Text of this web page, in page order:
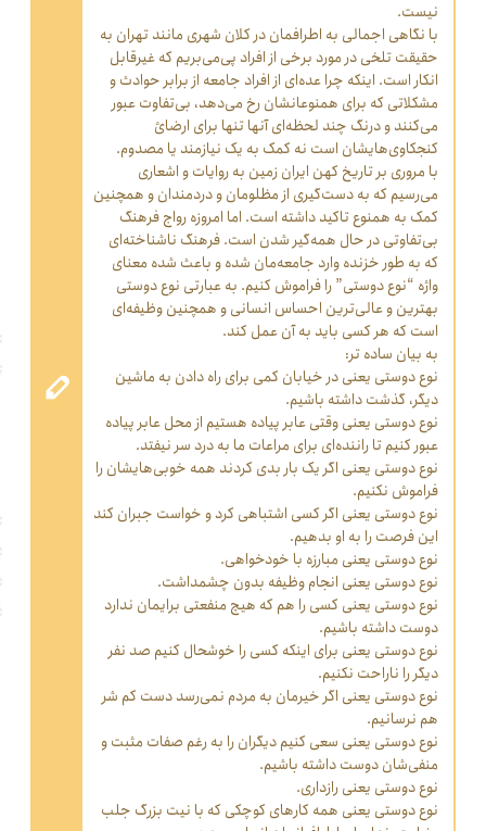
نیست.
با نگاهی اجمالی به اطرافمان در کلان شهری مانند تهران به
حقیقت تلخی در مورد برخی از افراد پی‌می‌بریم که غیر‌قابل
‌انکار است. اینکه چرا عده‌ا‌ی از افراد جامعه از برابر حوادث و
مشکلاتی که برای همنوعانشان رخ می‌دهد، بی‌تفاوت عبور
می‌کنند و درنگ چند لحظه‌ای آنها تنها برای ارضائ
کنجکاوی‌هایشان است نه کمک به یک نیازمند یا مصدوم.
با مروری بر تاریخ کهن ایران زمین به روایات و اشعاری
می‌رسیم که به دست‌گیری از مظلومان و دردمندان و همچنین
کمک به همنوع تاکید داشته است. اما امروزه رواج فرهنگ
بی‌تفاوتی در حال همه‌گیر شدن است. فرهنگ ناشناخته‌ای
که به طور خزنده وارد جامعه‌مان شده و باعث شده معنای
واژه “نوع دوستی” را فراموش کنیم. به عبارتی نوع دوستی
بهترین و عالی‌ترین احساس انسانی و همچنین وظیفه‌ای
است که هر کسی باید به آن عمل کند.
به بیان ساده تر:
نوع دوستی یعنی در خیابان کمی برای راه دادن به ماشین
دیگر، گذشت داشته باشیم.
نوع دوستی یعنی وقتی عابر پیاده هستیم از محل عابر پیاده
عبور کنیم تا راننده‌ای برای مراعات ما به درد سر نیفتد.
نوع دوستی یعنی اگر یک بار بدی کردند همه خوبی‌هایشان را
فراموش نکنیم.
نوع دوستی یعنی اگر کسی اشتباهی کرد و خواست جبران کند
این فرصت را به او بدهیم.
نوع دوستی یعنی مبارزه با خودخواهی.
نوع دوستی یعنی انجام وظیفه بدون چشمداشت.
نوع دوستی یعنی کسی را هم که هیچ منفعتی برایمان ندارد
دوست داشته باشیم.
نوع دوستی یعنی برای اینکه کسی را خوشحال کنیم صد نفر
دیگر را ناراحت نکنیم.
نوع دوستی یعنی اگر خیرمان به مردم نمی‌رسد دست کم شر
هم نرسانیم.
نوع دوستی یعنی سعی کنیم دیگران را به رغم صفات مثبت و
منفی‌شان دوست داشته باشیم.
نوع دوستی یعنی رازداری.
نوع دوستی یعنی همه کارهای کوچکی که با نیت بزرگ جلب